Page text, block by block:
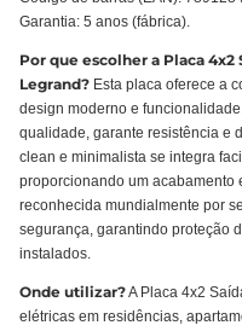
Garantia: 5 anos (fábrica).
Por que escolher a Placa 4x2
Legrand? Esta placa oferece a
design moderno e
qualidade, garante resistência e
clean e minimalista se integra
proporcionando um acabamento
reconhecida mundialmente por
segurança, garantindo proteção
instalados.
Onde utilizar?A Placa 4x2
elétricas em residências,